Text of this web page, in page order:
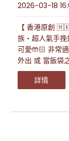
2026-03-18
【 香港原創
族・超人氣手
可愛🤲🏻 非常
外出 或 當飯袋
詳情